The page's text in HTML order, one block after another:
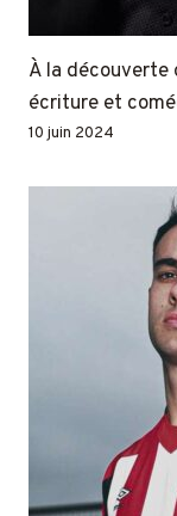
À la découverte
écriture et
10 juin 2024